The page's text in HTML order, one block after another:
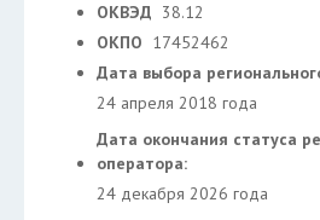
ОКВЭД 38.12
ОКПО 17452462
Дата выбора
24 апреля 2018 года
Дата окончания статуса
оператора:
24 декабря 2026 года